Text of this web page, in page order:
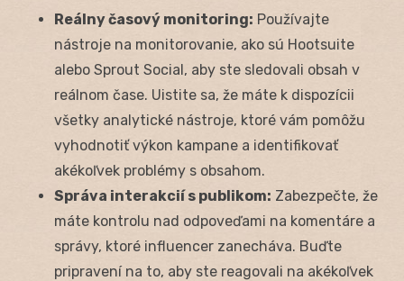
Reálny časový monitoring: Používajte
nástroje na monitorovanie, ako sú Hootsuite
alebo Sprout Social, aby ste sledovali obsah v
reálnom čase. Uistite sa, že máte k dispozícii
všetky analytické nástroje, ktoré vám pomôžu
vyhodnotiť výkon kampane a identifikovať
akékoľvek problémy s obsahom.
Správa interakcií s publikom: Zabezpečte, že
máte kontrolu nad odpoveďami na komentáre a
správy, ktoré influencer zanecháva. Buďte
pripravení na to, aby ste reagovali na akékoľvek